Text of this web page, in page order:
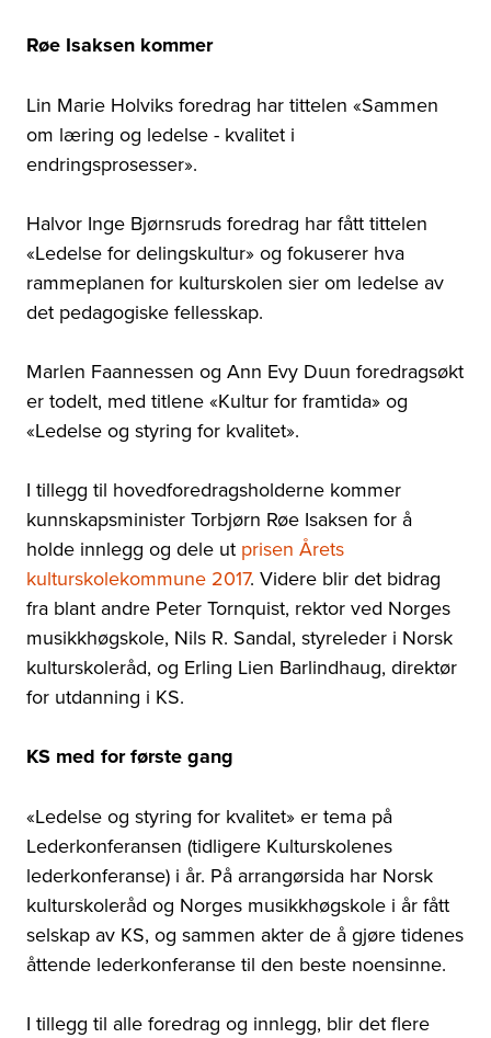
Røe Isaksen kommer
Lin Marie Holviks foredrag har tittelen «Sammen
om læring og ledelse - kvalitet i
endringsprosesser».
Halvor Inge Bjørnsruds foredrag har fått tittelen
«Ledelse for delingskultur» og fokuserer hva
rammeplanen for kulturskolen sier om ledelse av
det pedagogiske fellesskap.
Marlen Faannessen og Ann Evy Duun foredragsøkt
er todelt, med titlene «Kultur for framtida» og
«Ledelse og styring for kvalitet».
I tillegg til hovedforedragsholderne kommer
kunnskapsminister Torbjørn Røe Isaksen for å
holde innlegg og dele ut prisen Årets
kulturskolekommune 2017. Videre blir det bidrag
fra blant andre Peter Tornquist, rektor ved Norges
musikkhøgskole, Nils R. Sandal, styreleder i Norsk
kulturskoleråd, og Erling Lien Barlindhaug, direktør
for utdanning i KS.
KS med for første gang
«Ledelse og styring for kvalitet» er tema på
Lederkonferansen (tidligere Kulturskolenes
lederkonferanse) i år. På arrangørsida har Norsk
kulturskoleråd og Norges musikkhøgskole i år fått
selskap av KS, og sammen akter de å gjøre tidenes
åttende lederkonferanse til den beste noensinne.
I tillegg til alle foredrag og innlegg, blir det flere